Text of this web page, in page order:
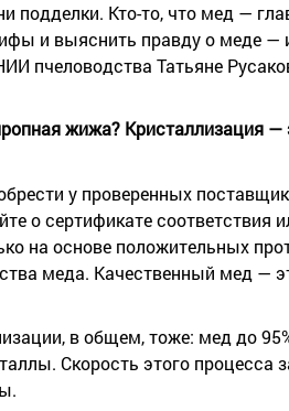
подделки. Кто-то, что мед —
и выяснить правду о меде —
пчеловодства Татьяне
жижа? Кристаллизация —
у проверенных
о сертификате соответствия
на основе положительных
меда. Качественный мед —
в общем, тоже: мед до
Скорость этого процесса